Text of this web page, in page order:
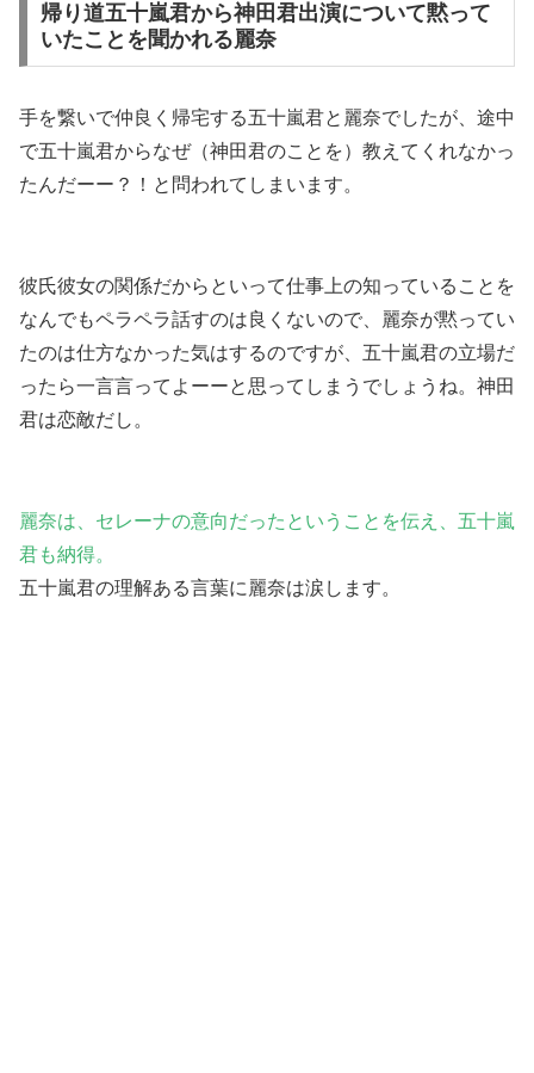
帰り道五十嵐君から神田君出演について黙って
いたことを聞かれる麗奈
手を繋いで仲良く帰宅する五十嵐君と麗奈でしたが、途中
で五十嵐君からなぜ（神田君のことを）教えてくれなかっ
たんだーー？！ と問われてしまいます。
彼氏彼女の関係だからといって仕事上の知っていることを
なんでもペラペラ話すのは良くないので、麗奈が黙ってい
たのは仕方なかった気はするのですが、五十嵐君の立場だ
ったら一言言ってよーーと思ってしまうでしょうね。神田
君は恋敵だし。
麗奈は、セレーナの意向だったということを伝え、五十嵐
君も納得。
五十嵐君の理解ある言葉に麗奈は涙します。